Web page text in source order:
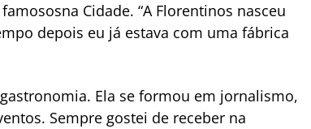
Cidade. “A Florentinos nasceu
depois eu já estava com uma fábrica
Ela se formou em jornalismo,
Sempre gostei de receber na